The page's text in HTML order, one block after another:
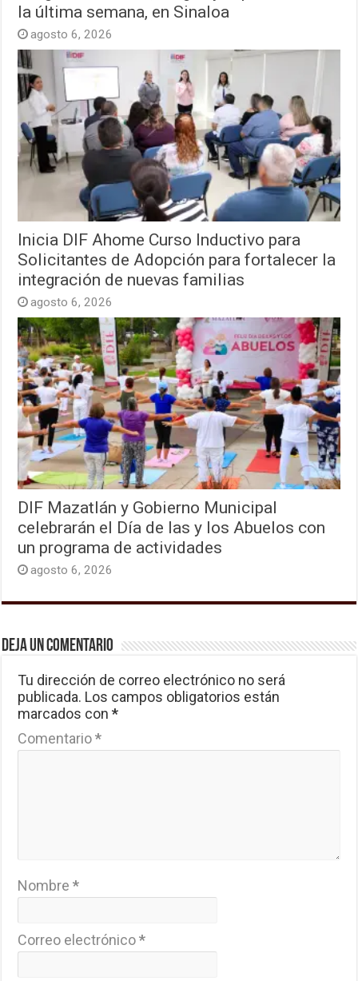
la última semana, en Sinaloa
agosto 6, 2026
Inicia DIF Ahome Curso Inductivo para
Solicitantes de Adopción para fortalecer la
integración de nuevas familias
agosto 6, 2026
DIF Mazatlán y Gobierno Municipal
celebrarán el Día de las y los Abuelos con
un programa de actividades
agosto 6, 2026
Deja un comentario
Tu dirección de correo electrónico no será
publicada. Los campos obligatorios están
marcados con*
Comentario*
Nombre*
Correo electrónico*